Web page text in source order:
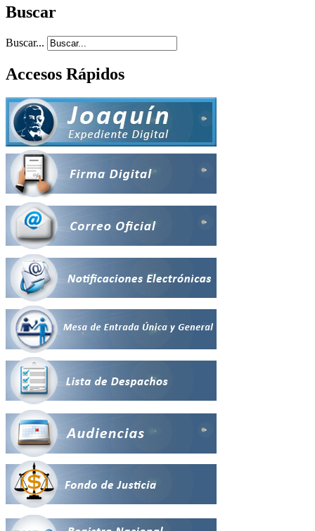
Buscar
Buscar...
Accesos Rápidos